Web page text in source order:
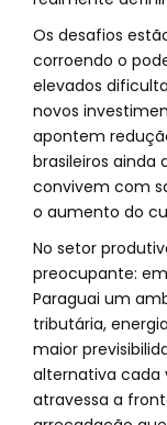
Os desafios
corroendo o
elevados
novos
apontem
brasileiros ainda
convivem com
o aumento do
No setor
preocupante:
Paraguai um
tributária,
maior
alternativa cada
atravessa a